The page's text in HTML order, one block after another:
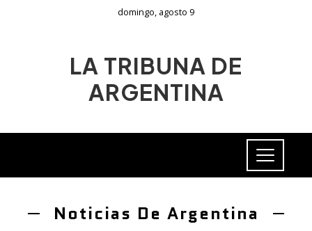
domingo, agosto 9
LA TRIBUNA DE
ARGENTINA
Noticias De Argentina